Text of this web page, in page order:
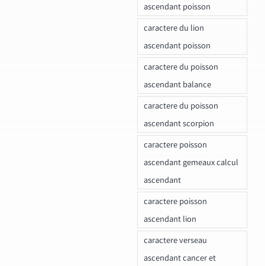
ascendant poisson
caractere du lion
ascendant poisson
caractere du poisson
ascendant balance
caractere du poisson
ascendant scorpion
caractere poisson
ascendant gemeaux calcul
ascendant
caractere poisson
ascendant lion
caractere verseau
ascendant cancer et